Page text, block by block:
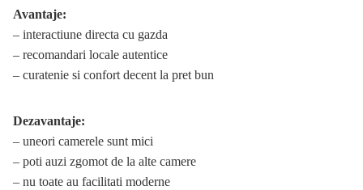
Avantaje:
– interactiune directa cu gazda
– recomandari locale autentice
– curatenie si confort decent la pret bun
Dezavantaje:
– uneori camerele sunt mici
– poti auzi zgomot de la alte camere
– nu toate au facilitati moderne